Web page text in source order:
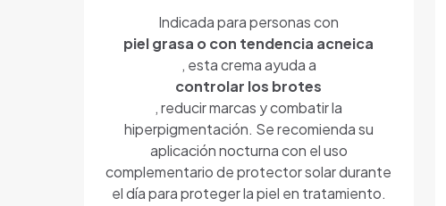
Indicada para personas con
piel grasa o con tendencia acneica
, esta crema ayuda a
controlar los brotes
, reducir marcas y combatir la
hiperpigmentación. Se recomienda su
aplicación nocturna con el uso
complementario de protector solar durante
el día para proteger la piel en tratamiento.